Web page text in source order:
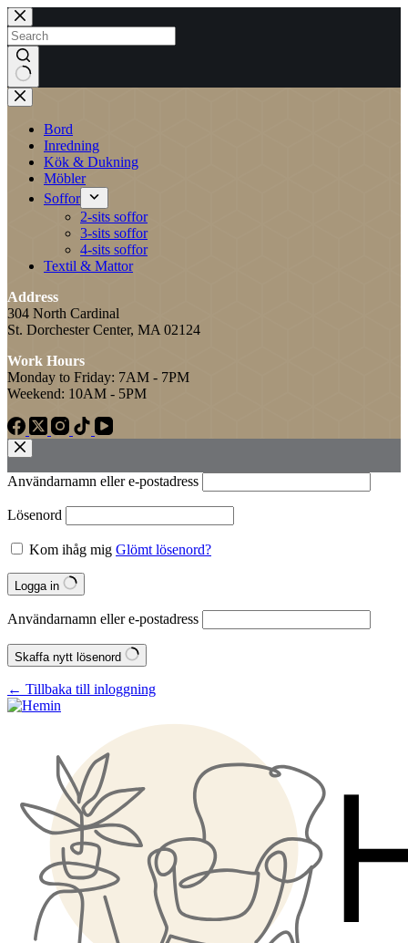
Skip
to
content
No
results
Bord
Inredning
Kök & Dukning
Möbler
Soffor
2-sits soffor
3-sits soffor
4-sits soffor
Textil & Mattor
Address
304 North Cardinal
St. Dorchester Center, MA 02124
Work Hours
Monday to Friday: 7AM - 7PM
Weekend: 10AM - 5PM
Användarnamn eller e‑postadress
Lösenord
Kom ihåg mig Glömt lösenord?
Logga in
Användarnamn eller e‑postadress
Skaffa nytt lösenord
← Tillbaka till inloggning